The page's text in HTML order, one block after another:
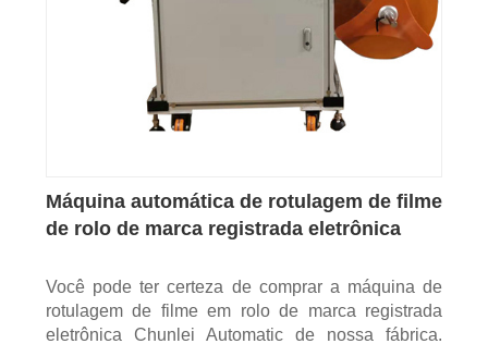
Máquina automática de rotulagem de filme
de rolo de marca registrada eletrônica
Você pode ter certeza de comprar a máquina de
rotulagem de filme em rolo de marca registrada
eletrônica Chunlei Automatic de nossa fábrica.